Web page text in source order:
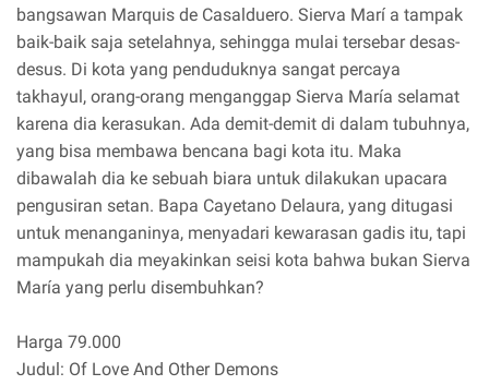
bangsawan Marquis de Casalduero. Sierva Marí a tampak
baik-baik saja setelahnya, sehingga mulai tersebar desas-
desus. Di kota yang penduduknya sangat percaya
takhayul, orang-orang menganggap Sierva María selamat
karena dia kerasukan. Ada demit-demit di dalam tubuhnya,
yang bisa membawa bencana bagi kota itu. Maka
dibawalah dia ke sebuah biara untuk dilakukan upacara
pengusiran setan. Bapa Cayetano Delaura, yang ditugasi
untuk menanganinya, menyadari kewarasan gadis itu, tapi
mampukah dia meyakinkan seisi kota bahwa bukan Sierva
María yang perlu disembuhkan?
Harga 79.000
Judul: Of Love And Other Demons